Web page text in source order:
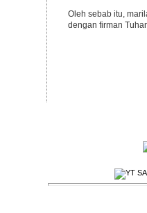
Oleh sebab itu,
dengan firman